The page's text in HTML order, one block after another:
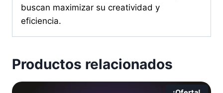
buscan maximizar su creatividad y
eficiencia.
Productos relacionados